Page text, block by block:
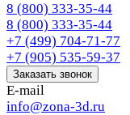
8 (800) 333-35-44
8 (800) 333-35-44
+7 (499) 704-71-77
+7 (905) 535-59-37
Заказать звонок
E-mail
info@zona-3d.ru